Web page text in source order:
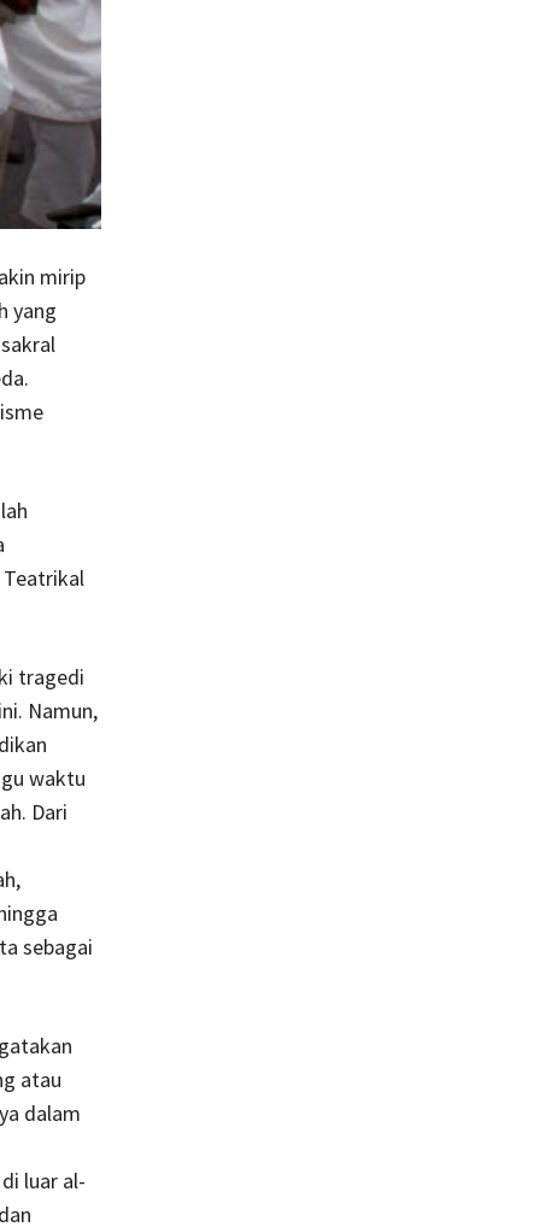
mirip
yang
tragedi
Namun,
waktu
Dari
sebagai
atau
dalam
luar al-